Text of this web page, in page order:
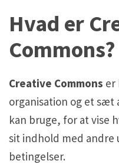
H5P and
H5P and
Hvad er
Commons?
Creative Commons er
organisation og et sæt
kan bruge, for at vise
sit indhold med andre
betingelser.